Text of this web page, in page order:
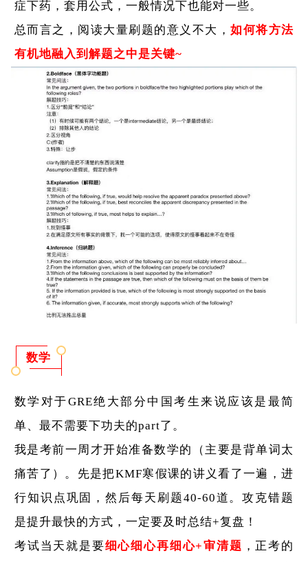
症下药，套用公式，一般情况下也能对一些。
总而言之，阅读大量刷题的意义不大，如何将方法
有机地融入到解题之中是关键~
数学
数学对于GRE绝大部分中国考生来说应该是最简
单、最不需要下功夫的part了。
我是考前一周才开始准备数学的（主要是背单词太
痛苦了）。先是把KMF寒假课的讲义看了一遍，进
行知识点巩固，然后每天刷题40-60道。攻克错题
是提升最快的方式，一定要及时总结+复盘！
考试当天就是要细心细心再细心+审清题 ，正考的